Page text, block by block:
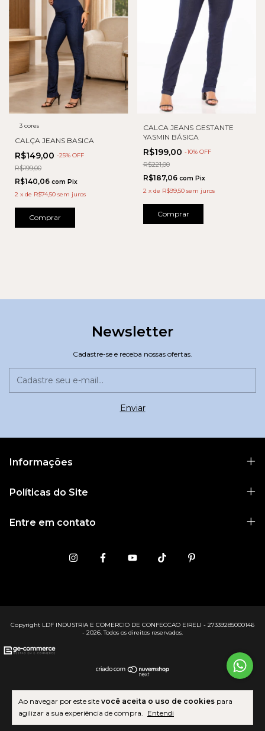
Ao navegar por este site você aceita o uso de cookies para
agilizar a sua experiência de compra. Entendi
3 cores
CALÇA JEANS BASICA
R$149,00 -25% OFF
R$199,00
R$140,06 com Pix
2 x de R$74,50 sem juros
Comprar
CALCA JEANS GESTANTE
YASMIN BÁSICA
R$199,00 -10% OFF
R$221,00
R$187,06 com Pix
2 x de R$99,50 sem juros
Comprar
Newsletter
Cadastre-se e receba nossas ofertas.
Informações
Políticas do Site
Entre em contato
Copyright LDF INDUSTRIA E COMERCIO DE CONFECCAO EIRELI - 27339285000146
- 2026. Todos os direitos reservados.